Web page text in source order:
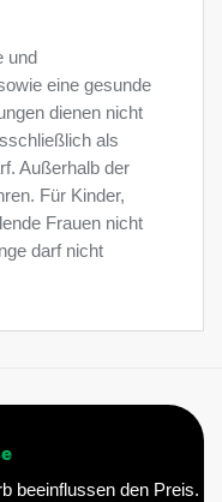
und
eine gesunde
dienen nicht
als
Außerhalb der
Für Kinder,
Frauen nicht
darf nicht
beeinflussen den Preis.